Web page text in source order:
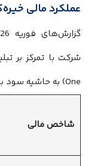
عملکرد مالی
One) به حاشیه سود بی‌سابقه‌ای دست یافته است.
شاخص مالی